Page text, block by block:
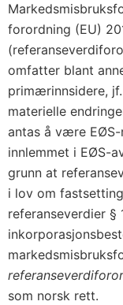
forordning (EU)
omfatter blant
primærinnsidere,
materielle
antas å være EØS-
innlemmet i EØS-
grunn at
i lov om
referanseverdier §
som norsk rett.